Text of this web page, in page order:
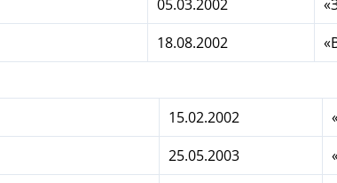
05.03.2002
18.08.2002
15.02.2002
25.05.2003